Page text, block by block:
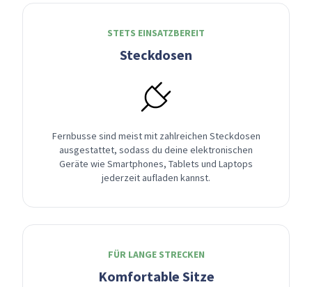
STETS EINSATZBEREIT
Steckdosen
Fernbusse sind meist mit zahlreichen Steckdosen
ausgestattet, sodass du deine elektronischen
Geräte wie Smartphones, Tablets und Laptops
jederzeit aufladen kannst.
FÜR LANGE STRECKEN
Komfortable Sitze